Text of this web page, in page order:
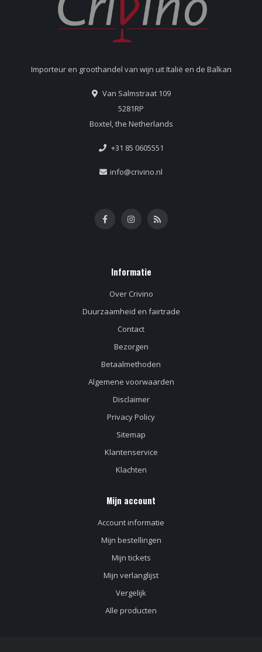
Importeur en groothandel van wijn uit Italië en de Balkan
Van Salmstraat 109
5281RP
Boxtel, the Netherlands
+31 85 0605551
info@crivino.nl
Informatie
Over Crivino
Duurzaamheid en fairtrade
Contact
Bezorgen
Betaalmethoden
Algemene voorwaarden
Disclaimer
Privacy Policy
Sitemap
Klantenservice
Klachten
Mijn account
Account informatie
Mijn bestellingen
Mijn tickets
Mijn verlanglijst
Vergelijk
Alle producten